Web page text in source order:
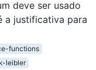
deve ser usado
a justificativa para
functions
leibler